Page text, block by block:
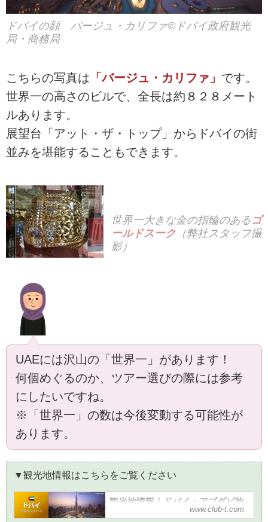
ドバイの顔 バージュ・カリファ©ドバイ政府観光
局・商務局
こちらの写真は 「バージュ・カリファ」 です。
世界一の高さのビルで、全長は約８２８メート
ルあります。
展望台「アット・ザ・トップ」からドバイの街
並みを堪能することもできます。
世界一大きな金の指輪のある ゴ
ールドスーク（弊社スタッフ撮
影）
UAEには沢山の「世界一」があります！
何個めぐるのか、ツアー選びの際には参考
にしたいですね。
※「世界一」の数は今後変動する可能性が
あります。
▼観光地情報はこちらをご覧ください
観光地情報｜ドバイ・アブダビ旅
行・ツアー・観光│クラブツーリズ
www.club-t.com